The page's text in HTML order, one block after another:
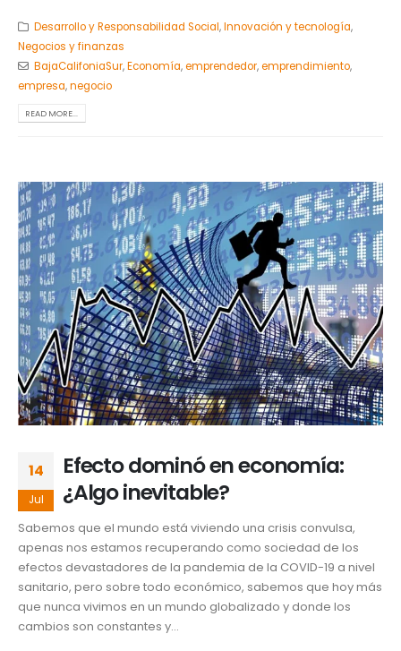
Desarrollo y Responsabilidad Social,Innovación y tecnología,
Negocios y finanzas
BajaCalifoniaSur,Economía,emprendedor,emprendimiento,
empresa,negocio
READ MORE...
14
Jul
Efecto dominó en economía:
¿Algo inevitable?
Sabemos que el mundo está viviendo una crisis convulsa,
apenas nos estamos recuperando como sociedad de los
efectos devastadores de la pandemia de la COVID-19 a nivel
sanitario, pero sobre todo económico, sabemos que hoy más
que nunca vivimos en un mundo globalizado y donde los
cambios son constantes y...